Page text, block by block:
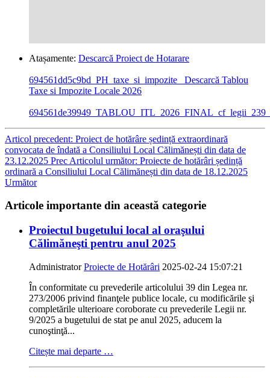
Atașamente: Descarcă Proiect de Hotarare
694561dd5c9bd_PH_taxe_si_impozite_
Descarcă Tablou
Taxe si Impozite Locale 2026
Articol precedent: Proiect de hotărâre ședință extraordinară
convocata de îndată a Consiliului Local Călimănești din data de
23.12.2025 Prec Articolul următor: Proiecte de hotărâri ședință
ordinară a Consiliului Local Călimănești din data de 18.12.2025
Următor
Articole importante din această categorie
Proiectul bugetului local al oraşului
Călimăneşti pentru anul 2025
AdministratorProiecte de Hotărâri 2025-02-24 15:07:21
În conformitate cu prevederile articolului 39 din Legea nr.
273/2006 privind finanţele publice locale, cu modificările şi
completările ulterioare coroborate cu prevederile Legii nr.
9/2025 a bugetului de stat pe anul 2025, aducem la
cunoştinţă...
Citește mai departe …